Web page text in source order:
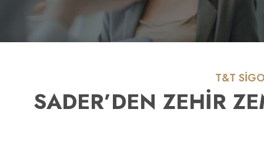
T&T
SADER’DEN ZEHİR